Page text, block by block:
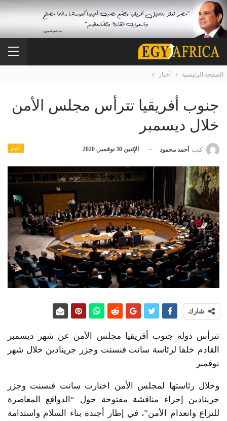
الصفحة الرئيسية أخبار
جنوب أفريقيا تترأس مجلس الأمن
خلال ديسمبر
أخبار كتب أحمد محمود الإثنين 30 نوفمبر, 2020
شارك
تترأس دولة جنوب أفريقيا مجلس الأمن عن شهر ديسمبر
القادم خلفا لرئاسة سانت فنسنت وجزر جرينادين خلال شهر
نوفمبر
وخلال رئاستها لمجلس الأمن اختارت سانت فنسنت وجزر
جرينادين إجراء مناقشة مفتوحة حول “الدوافع المعاصرة
للنزاع وانعدام الأمن”، في إطار أجندة بناء السلام واستدامة